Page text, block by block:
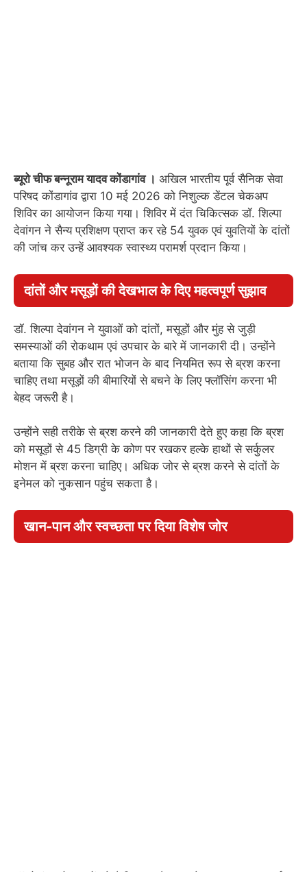
ब्यूरो चीफ बन्नूराम यादव कोंडागांव । अखिल भारतीय पूर्व सैनिक सेवा
परिषद कोंडागांव द्वारा 10 मई 2026 को निशुल्क डेंटल चेकअप
शिविर का आयोजन किया गया। शिविर में दंत चिकित्सक डॉ. शिल्पा
देवांगन ने सैन्य प्रशिक्षण प्राप्त कर रहे 54 युवक एवं युवतियों के दांतों
की जांच कर उन्हें आवश्यक स्वास्थ्य परामर्श प्रदान किया।
दांतों और मसूड़ों की देखभाल के दिए महत्वपूर्ण सुझाव
डॉ. शिल्पा देवांगन ने युवाओं को दांतों, मसूड़ों और मुंह से जुड़ी
समस्याओं की रोकथाम एवं उपचार के बारे में जानकारी दी। उन्होंने
बताया कि सुबह और रात भोजन के बाद नियमित रूप से ब्रश करना
चाहिए तथा मसूड़ों की बीमारियों से बचने के लिए फ्लॉसिंग करना भी
बेहद जरूरी है।
उन्होंने सही तरीके से ब्रश करने की जानकारी देते हुए कहा कि ब्रश
को मसूड़ों से 45 डिग्री के कोण पर रखकर हल्के हाथों से सर्कुलर
मोशन में ब्रश करना चाहिए। अधिक जोर से ब्रश करने से दांतों के
इनेमल को नुकसान पहुंच सकता है।
खान-पान और स्वच्छता पर दिया विशेष जोर